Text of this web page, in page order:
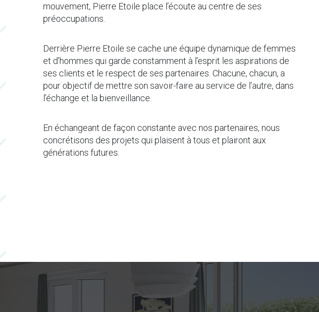
mouvement, Pierre Etoile place l’écoute au centre de ses
préoccupations.
Derrière Pierre Etoile se cache une équipe dynamique de femmes
et d’hommes qui garde constamment à l’esprit les aspirations de
ses clients et le respect de ses partenaires. Chacune, chacun, a
pour objectif de mettre son savoir-faire au service de l’autre, dans
l’échange et la bienveillance.
En échangeant de façon constante avec nos partenaires, nous
concrétisons des projets qui plaisent à tous et plairont aux
générations futures.